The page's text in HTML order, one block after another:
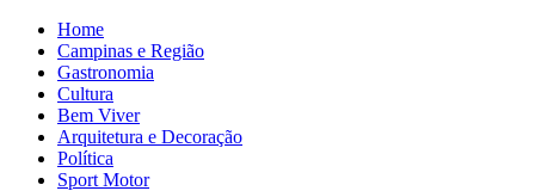
Home
Campinas e Região
Gastronomia
Cultura
Bem Viver
Arquitetura e Decoração
Política
Sport Motor